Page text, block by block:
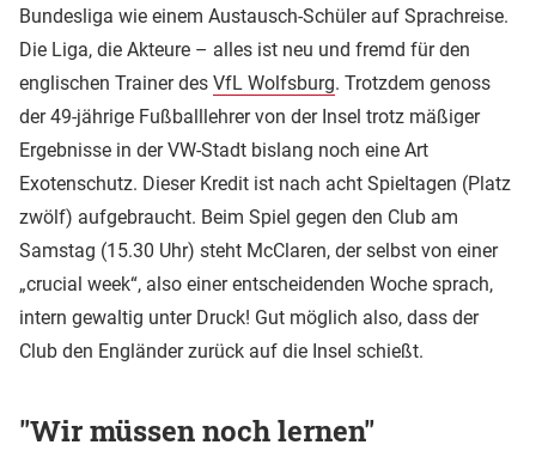
Bundesliga wie einem Austausch-Schüler auf Sprachreise.
Die Liga, die Akteure – alles ist neu und fremd für den
englischen Trainer des VfL Wolfsburg. Trotzdem genoss
der 49-jährige Fußballlehrer von der Insel trotz mäßiger
Ergebnisse in der VW-Stadt bislang noch eine Art
Exotenschutz. Dieser Kredit ist nach acht Spieltagen (Platz
zwölf) aufgebraucht. Beim Spiel gegen den Club am
Samstag (15.30 Uhr) steht McClaren, der selbst von einer
„crucial week“, also einer entscheidenden Woche sprach,
intern gewaltig unter Druck! Gut möglich also, dass der
Club den Engländer zurück auf die Insel schießt.
"Wir müssen noch lernen"